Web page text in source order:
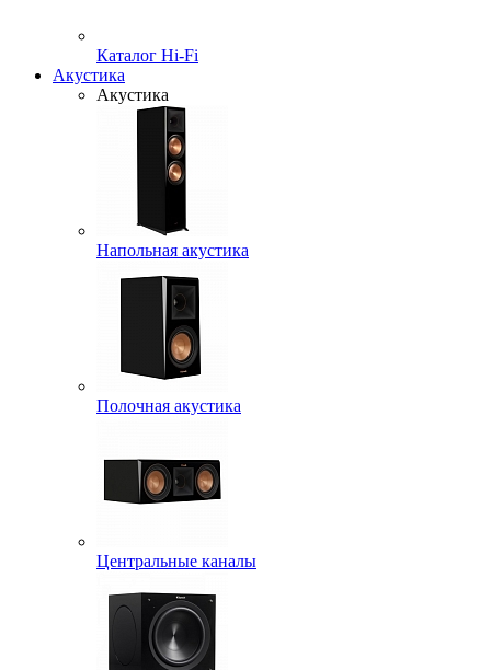
Каталог Hi-Fi
Акустика
Акустика
Напольная акустика
Полочная акустика
Центральные каналы